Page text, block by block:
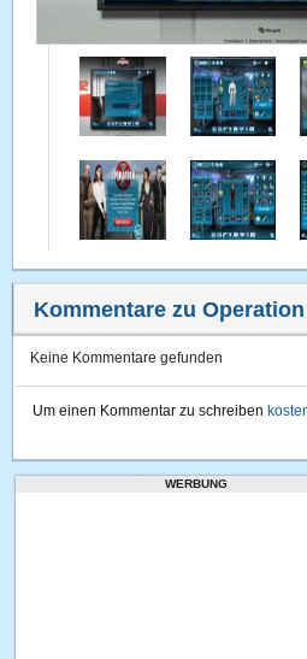
Kommentare zu
Keine Kommentare gefunden
Um einen Kommentar zu schreiben
WERBUNG